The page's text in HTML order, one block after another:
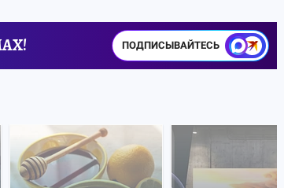
ПОДПИСЫВАЙТЕСЬ